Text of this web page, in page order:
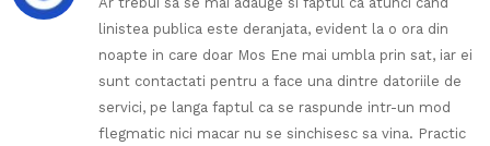
linistea publica este deranjata, evident la o ora din
noapte in care doar Mos Ene mai umbla prin sat, iar ei
sunt contactati pentru a face una dintre datoriile de
servici, pe langa faptul ca se raspunde intr-un mod
flegmatic nici macar nu se sinchisesc sa vina. Practic